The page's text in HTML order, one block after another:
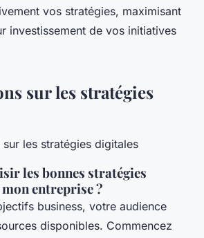
vos stratégies, maximisant
investissement de vos initiatives
sur les stratégies
les bonnes stratégies
entreprise ?
business, votre audience
disponibles. Commencez